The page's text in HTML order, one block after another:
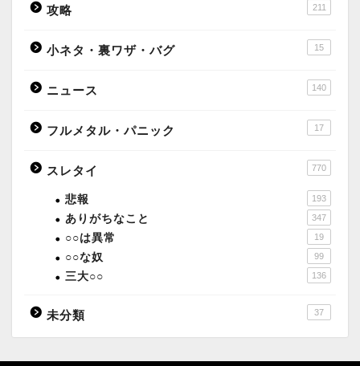
攻略 211
小ネタ・裏ワザ・バグ 15
ニュース 140
フルメタル・パニック 17
スレタイ 770
悲報 193
ありがちなこと 347
○○は異常 19
○○な奴 99
三大○○ 136
未分類 37